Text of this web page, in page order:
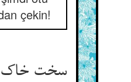
çekin!
سخت خاک